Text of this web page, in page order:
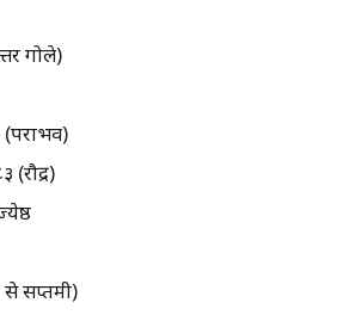
गोले)
(रौद्र)
से सप्तमी)